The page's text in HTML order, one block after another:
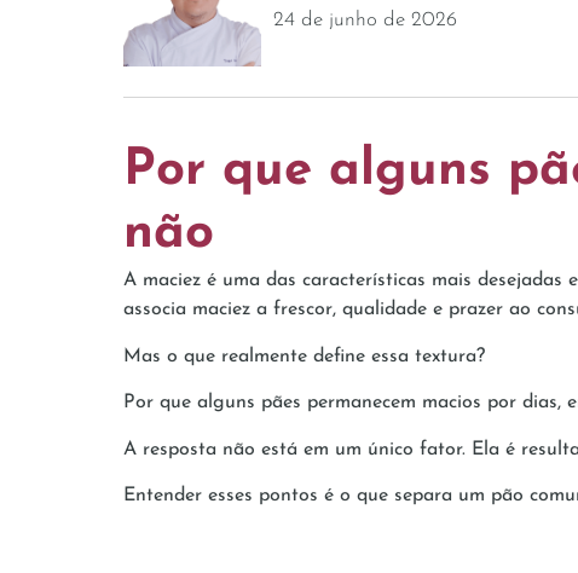
24 de junho de 2026
Por que alguns
não
A maciez é uma das características mais desejadas
associa maciez a frescor, qualidade e prazer ao
Mas o que realmente define essa textura?
Por que alguns pães permanecem macios por
A resposta não está em um único fator. Ela é
Entender esses pontos é o que separa um pão